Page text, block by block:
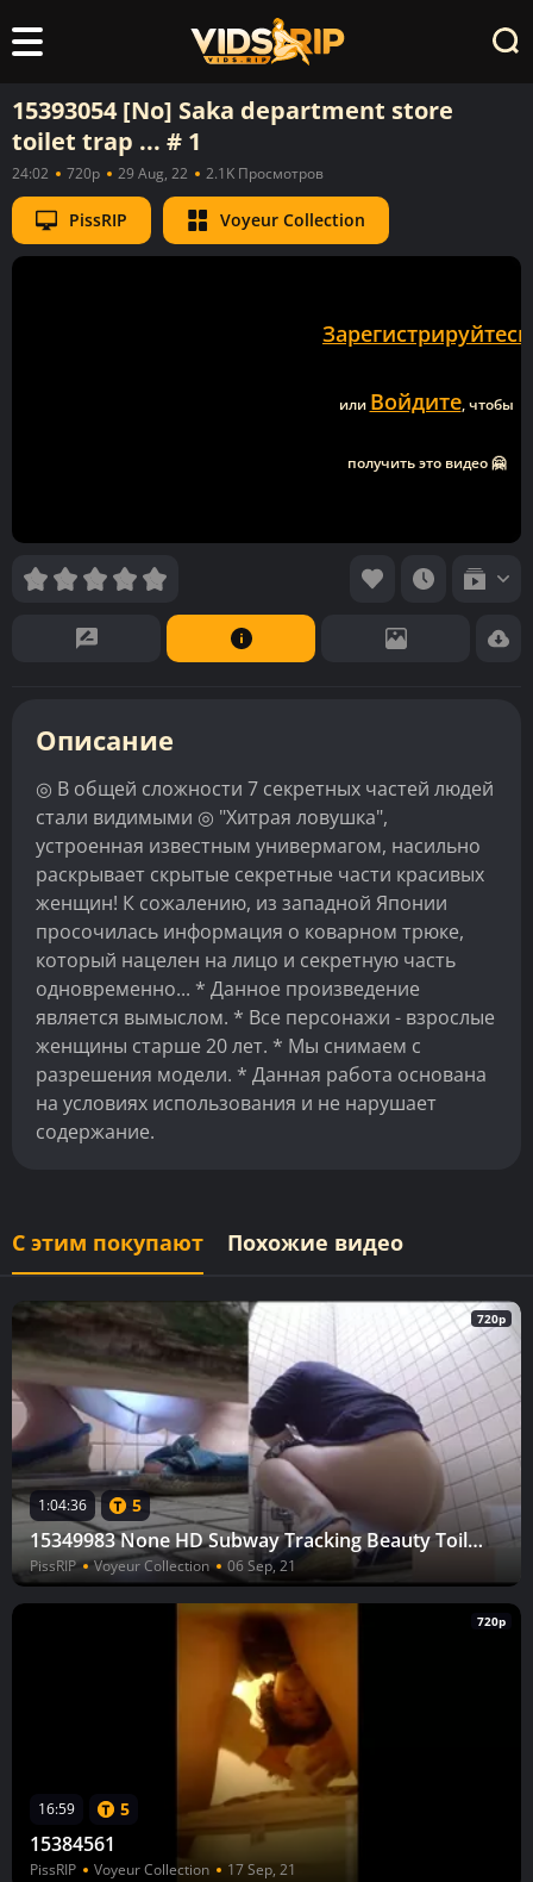
15393054 [No] Saka department store
toilet trap ... # 1
24:02 720p 29 Aug, 22 2.1K Просмотров
PissRIP Voyeur Collection
Зарегистрируйтесь
или Войдите, чтобы
получить это видео 🤗
Описание
◎ В общей сложности 7 секретных частей людей
стали видимыми ◎ "Хитрая ловушка",
устроенная известным универмагом, насильно
раскрывает скрытые секретные части красивых
женщин! К сожалению, из западной Японии
просочилась информация о коварном трюке,
который нацелен на лицо и секретную часть
одновременно... * Данное произведение
является вымыслом. * Все персонажи - взрослые
женщины старше 20 лет. * Мы снимаем с
разрешения модели. * Данная работа основана
на условиях использования и не нарушает
содержание.
С этим покупают Похожие видео
720p
1:04:36 5
15349983 None HD Subway Tracking Beauty Toilet Pissing
PissRIP Voyeur Collection 06 Sep, 21
720p
16:59 5
15384561
PissRIP Voyeur Collection 17 Sep, 21